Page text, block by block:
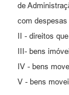
de
com
II - direitos
III- bens
IV - bens
V - bens